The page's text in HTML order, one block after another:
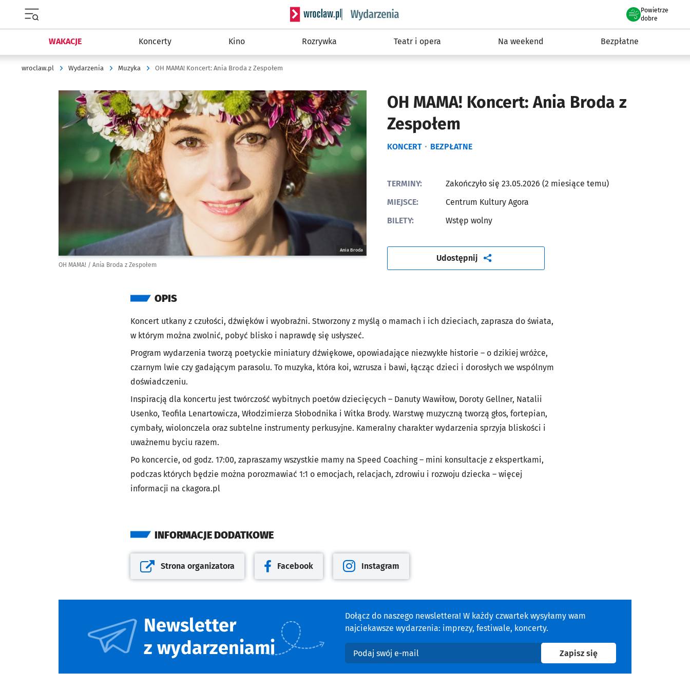
Serwis informacyjny wroclaw.pl podserwis: Wydarzenia
Powietrze
we Wrocławiu
dobre
WAKACJE Koncerty Kino Rozrywka Teatr i opera Na weekend Bezpłatne
wroclaw.pl Wydarzenia Muzyka OH MAMA! Koncert: Ania Broda z Zespołem
OH MAMA! Koncert: Ania Broda z
Zespołem
KONCERT BEZPŁATNE
Kliknij, aby powiększyć
Ania Broda
OH MAMA! / Ania Broda z Zespołem
TERMINY:
Zakończyło się 23.05.2026 (2 miesiące temu)
MIEJSCE:
Centrum Kultury Agora
BILETY:
Wstęp wolny
Udostępnijartykuł
OPIS
Koncert utkany z czułości, dźwięków i wyobraźni. Stworzony z myślą o mamach i ich dzieciach, zaprasza do świata,
w którym można zwolnić, pobyć blisko i naprawdę się usłyszeć.
Program wydarzenia tworzą poetyckie miniatury dźwiękowe, opowiadające niezwykłe historie – o dzikiej wróżce,
czarnym lwie czy gadającym parasolu. To muzyka, która koi, wzrusza i bawi, łącząc dzieci i dorosłych we wspólnym
doświadczeniu.
Inspiracją dla koncertu jest twórczość wybitnych poetów dziecięcych – Danuty Wawiłow, Doroty Gellner, Natalii
Usenko, Teofila Lenartowicza, Włodzimierza Słobodnika i Witka Brody. Warstwę muzyczną tworzą głos, fortepian,
cymbały, wiolonczela oraz subtelne instrumenty perkusyjne. Kameralny charakter wydarzenia sprzyja bliskości i
uważnemu byciu razem.
Po koncercie, od godz. 17:00, zapraszamy wszystkie mamy na Speed Coaching – mini konsultacje z ekspertkami,
podczas których będzie można porozmawiać 1:1 o emocjach, relacjach, zdrowiu i rozwoju dziecka – więcej
informacji na ckagora.pl
INFORMACJE DODATKOWE
Otwiera się w nowej karcie
Strona organizatora
Otwiera się w nowej karcie
Facebook
Otwiera się w nowej karcie
Instagram
Newsletter
z wydarzeniami
Dołącz do naszego newslettera! W każdy czwartek wysyłamy wam
najciekawsze wydarzenia: imprezy, festiwale, koncerty.
Podaj swój e-mail
Zapisz sięna newsletter